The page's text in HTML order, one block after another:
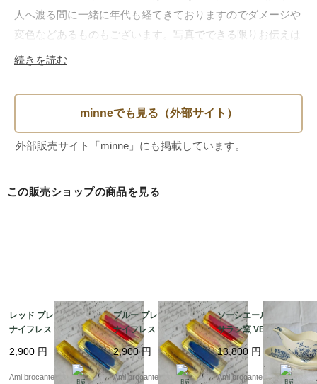
人へ渡る間に一緒に年代も経てきておりますのでダメージや
変色などあるものもございます。写真でできる限りお伝えは
致しておりますが古いものというご理解をいただけると幸い
続きを読む
この販売ショップの商品を見る
レッド プレキシガラス
ナイフレスト カトラリ
ーレスト 羽根 フランス
ヴィンテージ
2,900 円
Ami brocante
ブルー プレキシガラス
ナイフレスト カトラリ
ーレスト 羽根 4種 フラ
ンス ヴィンテージ
2,900円
Ami brocante
ソーシエール SALINS
サラン窯 VERA フラン
スアンティーク ブルー
13,800 円
Ami brocante